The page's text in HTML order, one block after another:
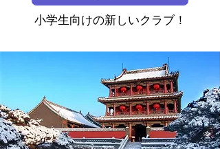
小学生向けの新しいクラブ！